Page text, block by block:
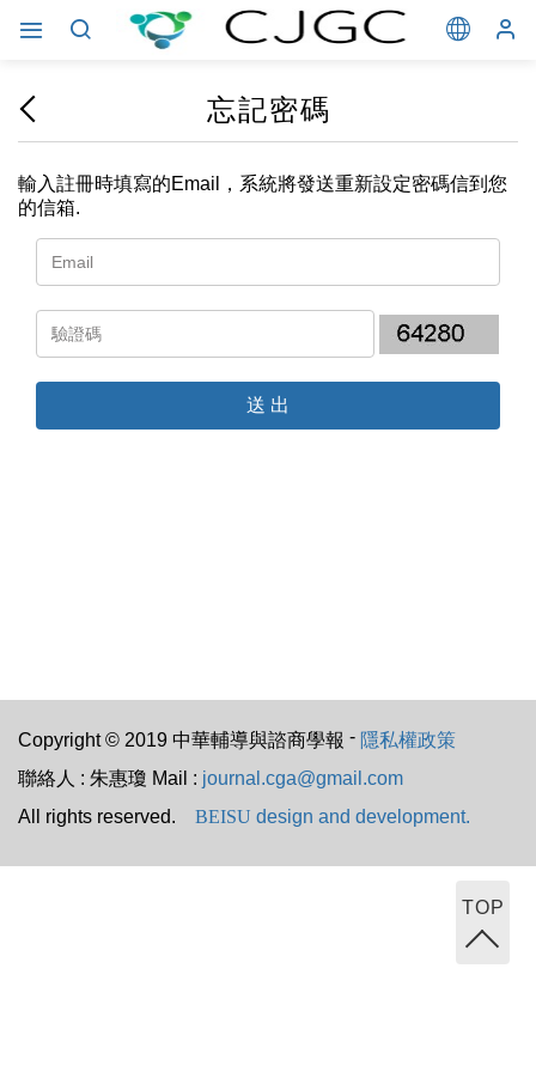
忘記密碼
輸入註冊時填寫的Email，系統將發送重新設定密碼信到您
的信箱.
Email
驗證碼
送出
TOP
Copyright © 2019 中華輔導與諮商學報 - 隱私權政策
聯絡人 : 朱惠瓊 Mail : journal.cga@gmail.com
All rights reserved. BEISU design and development.